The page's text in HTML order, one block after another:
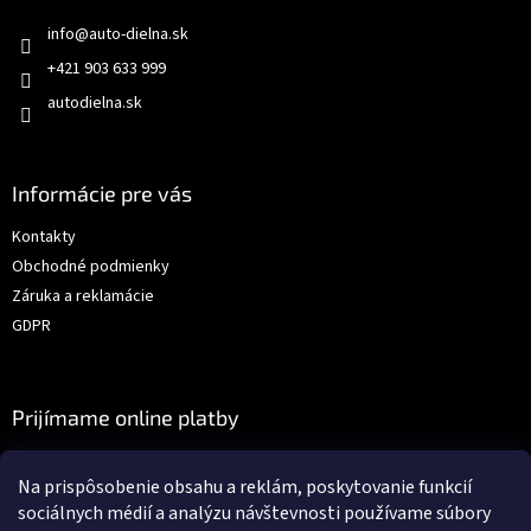
Na prispôsobenie obsahu a reklám, poskytovanie funkcií
sociálnych médií a analýzu návštevnosti používame súbory
info@auto-dielna.sk
+421 903 633 999
autodielna.sk
Informácie pre vás
Kontakty
Obchodné podmienky
Záruka a reklamácie
GDPR
Prijímame online platby